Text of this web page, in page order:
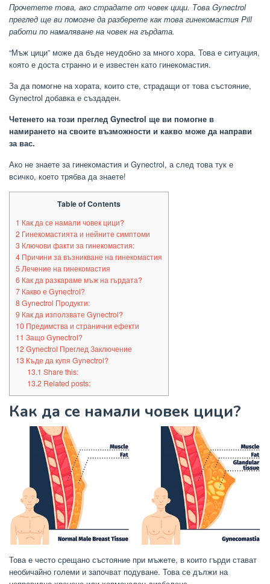
Прочетете това, ако страдате от човек цици. Това Gynectrol
преглед ще ви помогне да разберете как това гинекомастия Pill
работи по намаляване на човек на гърдата.
“Мъж цици” може да бъде неудобно за много хора. Това е ситуация,
която е доста странно и е известен като гинекомастия.
За да помогне на хората, които сте, страдащи от това състояние,
Gynectrol добавка е създаден.
Четенето на този преглед Gynectrol ще ви помогне в
намирането на своите възможности и какво може да направи
за вас.
Ако не знаете за гинекомастия и Gynectrol, а след това тук е
всичко, което трябва да знаете!
Table of Contents
1 Как да се намали човек цици?
2 Гинекомастията и нейните симптоми
3 Ключови факти за гинекомастия:
4 Причини за възникване на гинекомастия
5Лечение на гинекомастия
6 Как да разкараме мъж на гърдата?
7 Какво е Gynectrol?
8Gynectrol Продукти:
9 Как да използвате Gynectrol?
10 Предимства и странични ефекти
11 Защо Gynectrol?
12Gynectrol Преглед Заключение
13 Къде да купя Gynectrol?
13.1 Share this:
13.2Related posts:
Как да се намали човек цици?
Това е често срещано състояние при мъжете, в които гърди стават
необичайно големи и започват подуване. Това се дължи на